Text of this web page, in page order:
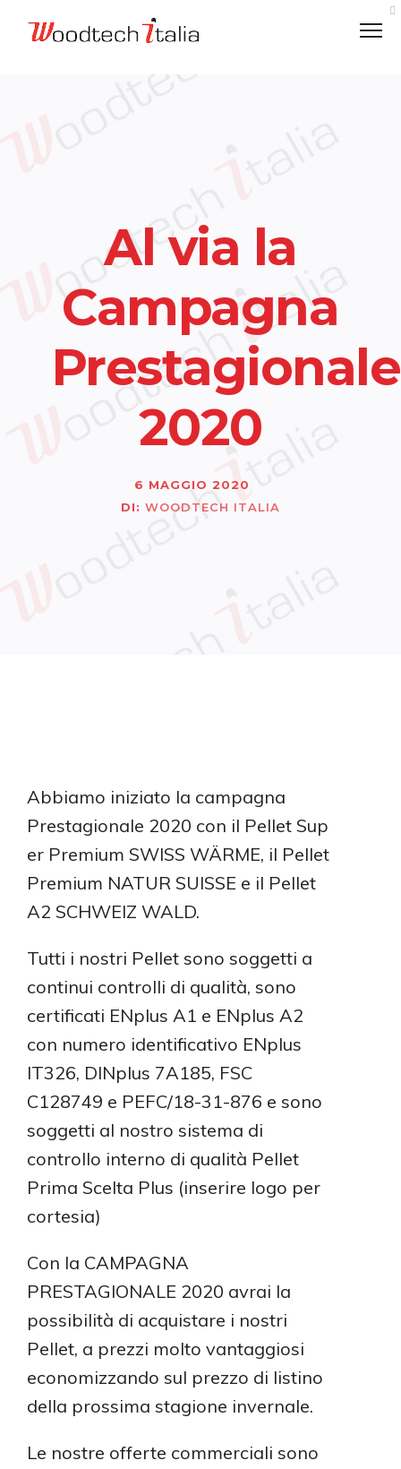
CODICE ETICO
ECOLOGICAMENTE RESPONSABILI
Al via la
Campagna
Prestagionale
2020
6 MAGGIO 2020
DI: WOODTECH ITALIA
Abbiamo iniziato la campagna
Prestagionale 2020 con il Pellet Sup
er Premium SWISS WÄRME, il Pellet
Premium NATUR SUISSE e il Pellet
A2 SCHWEIZ WALD.
Tutti i nostri Pellet sono soggetti a
continui controlli di qualità, sono
certificati ENplus A1 e ENplus A2
con numero identificativo ENplus
IT326, DINplus 7A185, FSC
C128749 e PEFC/18-31-876 e sono
soggetti al nostro sistema di
controllo interno di qualità Pellet
Prima Scelta Plus (inserire logo per
cortesia)
Con la CAMPAGNA
PRESTAGIONALE 2020 avrai la
possibilità di acquistare i nostri
Pellet, a prezzi molto vantaggiosi
economizzando sul prezzo di listino
della prossima stagione invernale.
Le nostre offerte commerciali sono